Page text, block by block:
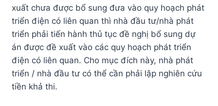
xuất chưa được bổ sung đưa vào quy hoạch phát
triển điện có liên quan thì nhà đầu tư/nhà phát
triển phải tiến hành thủ tục đề nghị bổ sung dự
án được đề xuất vào các quy hoạch phát triển
điện có liên quan. Cho mục đích này, nhà phát
triển / nhà đầu tư có thể cần phải lập nghiên cứu
tiền khả thi.